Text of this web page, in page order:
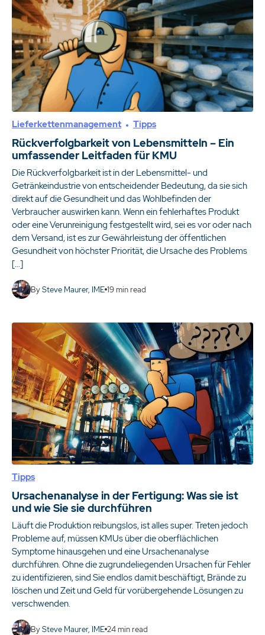
Lieferkettenmanagement Tipps
Rückverfolgbarkeit von Lebensmitteln – Ein
umfassender Leitfaden für KMU
Die Rückverfolgbarkeit ist in der Lebensmittel- und
Getränkeindustrie von entscheidender Bedeutung, da sie sich
direkt auf die Gesundheit und das Wohlbefinden der
Verbraucher auswirken kann. Wenn ein fehlerhaftes Produkt
oder eine Verunreinigung festgestellt wird, sei es vor oder nach
dem Versand, ist es zur Gewährleistung der öffentlichen
Gesundheit von höchster Priorität, die Ursache des Problems
[…]
BySteve Maurer, IME 19min read
Tipps
Ursachenanalyse in der Fertigung: Was sie ist
und wie Sie sie durchführen
Läuft die Produktion reibungslos, ist alles super. Treten jedoch
Probleme auf, müssen KMUs über die oberflächlichen
Symptome hinausgehen und eine Ursachenanalyse
durchführen. Ohne die zugrundeliegenden Ursachen für Fehler
zu identifizieren, sind Sie endlos damit beschäftigt, Brände zu
löschen und Zeit und Geld für vorübergehende Lösungen zu
verschwenden.
BySteve Maurer, IME 24min read